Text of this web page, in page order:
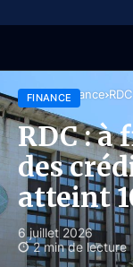
Accueil Finance
FINANCE
RDC : à
des
atteint
6 juillet 2026
2 min de lecture